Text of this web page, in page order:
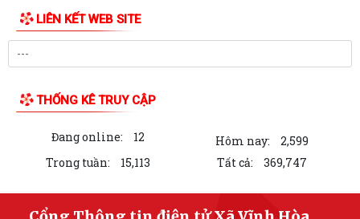
Toàn văn chương trình hành động của đồng chí Phạm Thành Trung -
Phó Bí thư Đảng ủy, Chủ tịch Ủy ban...
việc lập và công bố danh sách...
Ngày 15/02/2026, Ủy ban Bầu cử thành phố Hải Phòng đã ban hành
LIÊN KẾT WEB SITE
THỐNG KÊ TRUY CẬP
Đang online: 12 Hôm nay:
2,599
Trong tuần:
15,113 Tất cả: 369,747